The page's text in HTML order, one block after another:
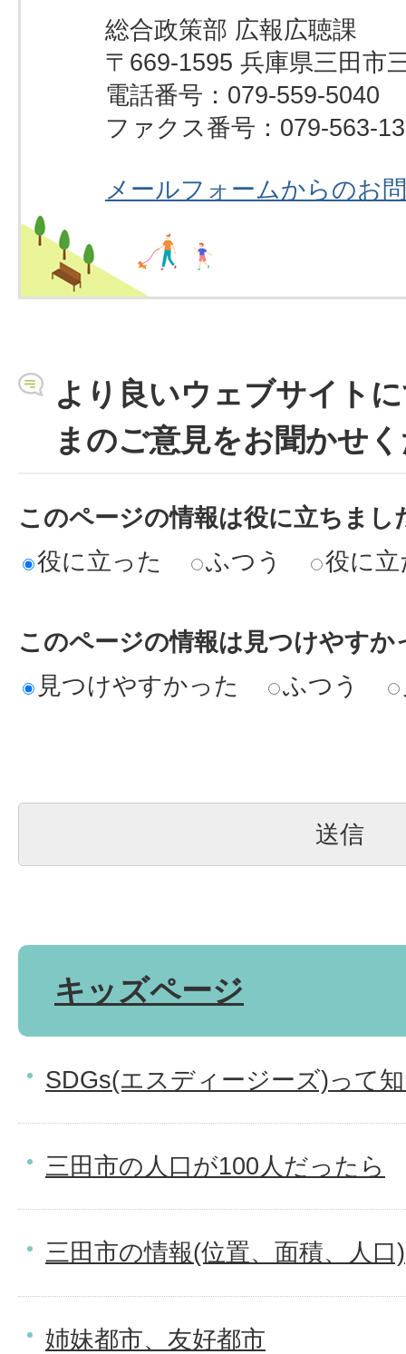
総合政策部 広報広聴課
〒669-1595 兵庫県三田市
電話番号：079-559-5040
ファクス番号：079-563-
メールフォームからのお
より良いウェブサイト
まのご意見をお聞かせ
このページの情報は役に立ちまし
役に立った
ふつう 役に
このページの情報は見つけやすか
見つけやすかった
ふつう
キッズページ
SDGs(エスディージーズ)って
三田市の人口が100人だったら
三田市の情報(位置、面積、人口)
姉妹都市、友好都市